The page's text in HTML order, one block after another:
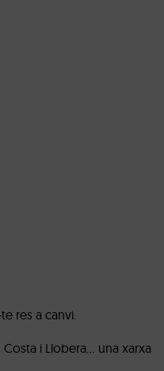
res a canvi.
Costa i Llobera… una xarxa